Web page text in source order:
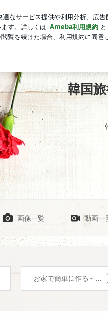
てくれたらいいなぁ＼
る夫
韓国
画像一覧 動画一
お家で簡単に作る～タットリタン＼(^_^)／